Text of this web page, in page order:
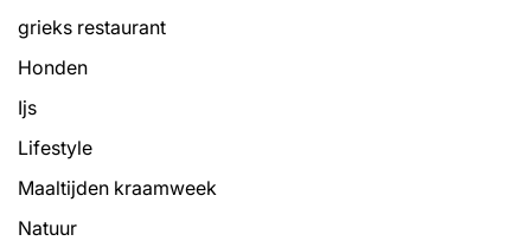
grieks restaurant
Honden
Ijs
Lifestyle
Maaltijden kraamweek
Natuur